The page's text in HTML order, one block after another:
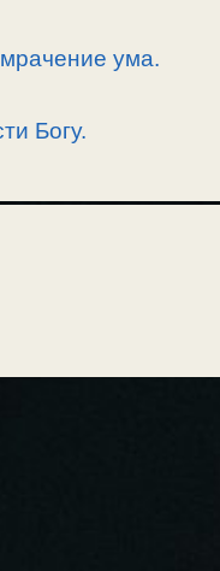
ума.
Богу.